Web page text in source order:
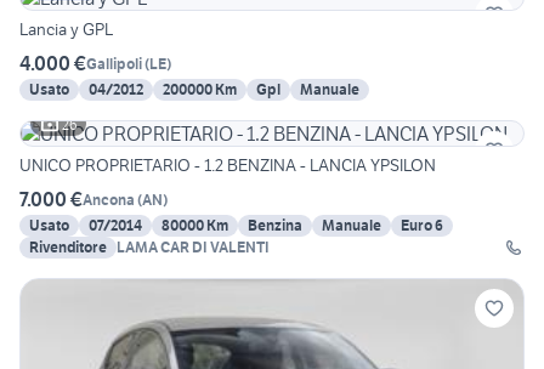
Lancia y GPL
4.000 €Gallipoli(LE)
Usato
04/2012 200000 Km Gpl
Manuale
26
UNICO PROPRIETARIO - 1.2 BENZINA - LANCIA YPSILON
7.000 €Ancona (AN)
Usato
07/2014 80000 Km Benzina Manuale
Euro 6
Rivenditore LAMA CAR DI VALENTI